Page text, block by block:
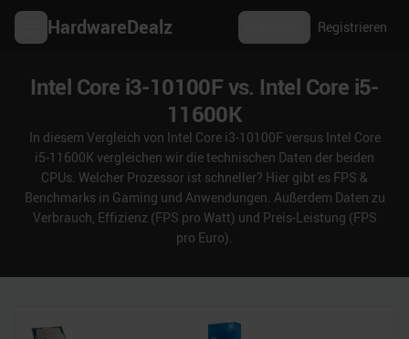
HardwareDealz Registrieren
Intel Core i3-10100F vs. Intel Core i5-
11600K
In diesem Vergleich von Intel Core i3-10100F versus Intel Core
i5-11600K vergleichen wir die technischen Daten der beiden
CPUs. Welcher Prozessor ist schneller? Hier gibt es FPS &
Benchmarks in Gaming und Anwendungen. Außerdem Daten zu
Verbrauch, Effizienz (FPS pro Watt) und Preis-Leistung (FPS
pro Euro).